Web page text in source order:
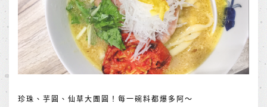
珍珠、芋圓、仙草大團圓！每一碗料都爆多阿～